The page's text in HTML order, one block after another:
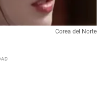
Corea del Norte